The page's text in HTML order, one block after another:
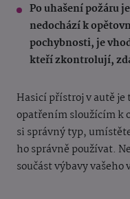
Po uhašení požáru
nedochází k
pochybnosti, je
kteří zkontrolují,
Hasicí přístroj v autě
opatřením sloužícím k
si správný typ,
ho správně používat.
součást výbavy vašeho